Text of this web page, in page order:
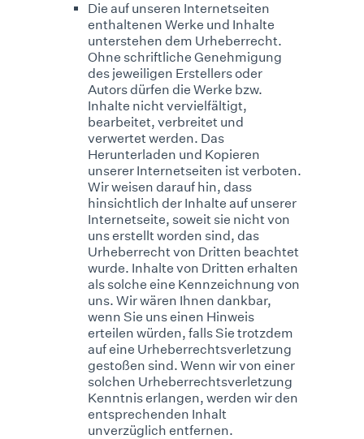
Die auf unseren Internetseiten
enthaltenen Werke und Inhalte
unterstehen dem Urheberrecht.
Ohne schriftliche Genehmigung
des jeweiligen Erstellers oder
Autors dürfen die Werke bzw.
Inhalte nicht vervielfältigt,
bearbeitet, verbreitet und
verwertet werden. Das
Herunterladen und Kopieren
unserer Internetseiten ist verboten.
Wir weisen darauf hin, dass
hinsichtlich der Inhalte auf unserer
Internetseite, soweit sie nicht von
uns erstellt worden sind, das
Urheberrecht von Dritten beachtet
wurde. Inhalte von Dritten erhalten
als solche eine Kennzeichnung von
uns. Wir wären Ihnen dankbar,
wenn Sie uns einen Hinweis
erteilen würden, falls Sie trotzdem
auf eine Urheberrechtsverletzung
gestoßen sind. Wenn wir von einer
solchen Urheberrechtsverletzung
Kenntnis erlangen, werden wir den
entsprechenden Inhalt
unverzüglich entfernen.